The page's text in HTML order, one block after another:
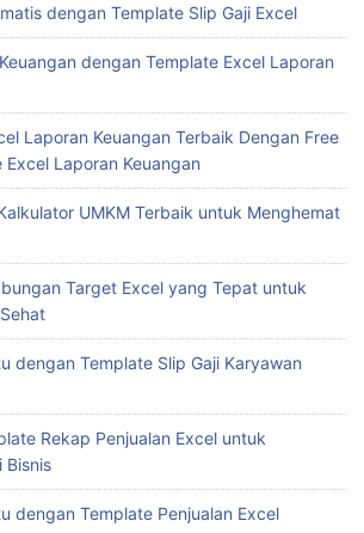
dengan Template Slip Gaji Excel
dengan Template Excel Laporan
Laporan Keuangan Terbaik Dengan Free
Laporan Keuangan
UMKM Terbaik untuk Menghemat
Target Excel yang Tepat untuk
dengan Template Slip Gaji Karyawan
Rekap Penjualan Excel untuk
Bisnis
dengan Template Penjualan Excel